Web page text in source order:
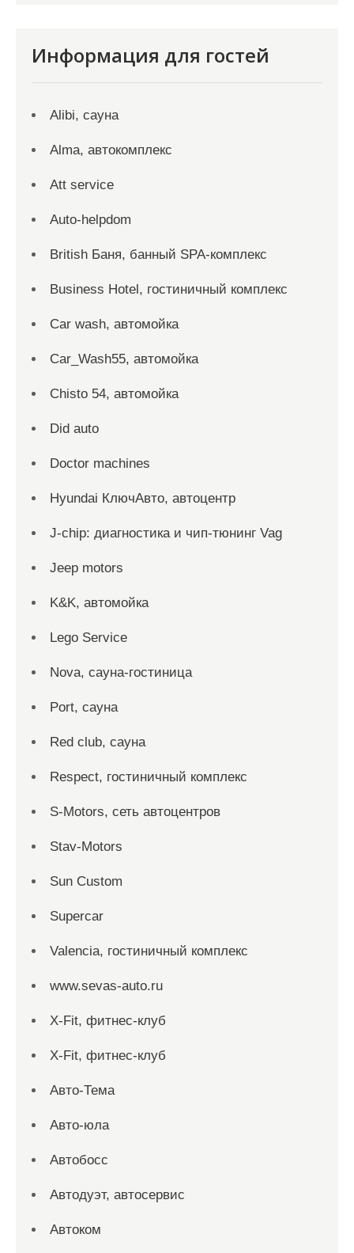
Информация для гостей
Alibi, сауна
Alma, автокомплекс
Att service
Auto-helpdom
British Баня, банный SPA-комплекс
Business Hotel, гостиничный комплекс
Car wash, автомойка
Car_Wash55, автомойка
Chisto 54, автомойка
Did auto
Doctor machines
Hyundai КлючАвто, автоцентр
J-chip: диагностика и чип-тюнинг Vag
Jeep motors
K&K, автомойка
Lego Service
Nova, сауна-гостиница
Port, сауна
Red сlub, сауна
Respect, гостиничный комплекс
S-Motors, сеть автоцентров
Stav-Motors
Sun Custom
Supercar
Valencia, гостиничный комплекс
www.sevas-auto.ru
X-Fit, фитнес-клуб
X-Fit, фитнес-клуб
Авто-Тема
Авто-юла
Автобосс
Автодуэт, автосервис
Автоком